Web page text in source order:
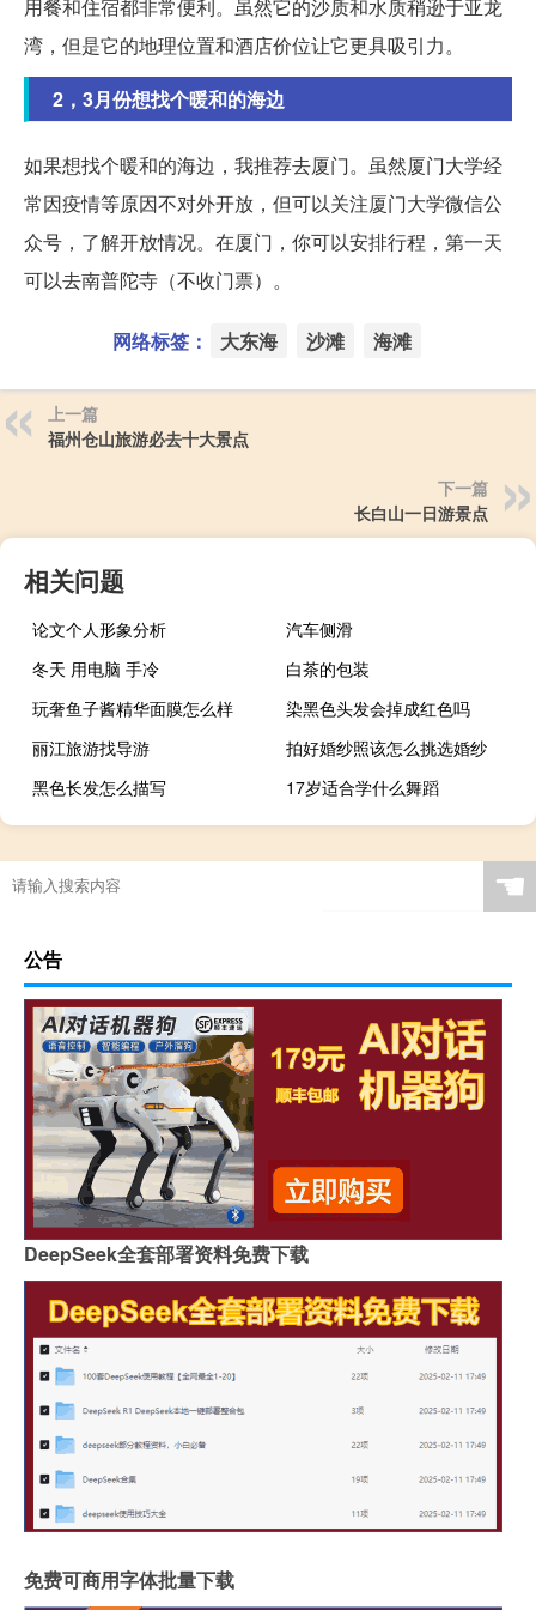
用餐和住宿都非常便利。虽然它的沙质和水质稍逊于亚龙
湾，但是它的地理位置和酒店价位让它更具吸引力。
2，3月份想找个暖和的海边
如果想找个暖和的海边，我推荐去厦门。虽然厦门大学经
常因疫情等原因不对外开放，但可以关注厦门大学微信公
众号，了解开放情况。在厦门，你可以安排行程，第一天
可以去南普陀寺（不收门票）。
网络标签： 大东海 沙滩 海滩
上一篇
福州仓山旅游必去十大景点
下一篇
长白山一日游景点
相关问题
论文个人形象分析
汽车侧滑
冬天 用电脑 手冷
白茶的包装
玩奢鱼子酱精华面膜怎么样
染黑色头发会掉成红色吗
丽江旅游找导游
拍好婚纱照该怎么挑选婚纱
黑色长发怎么描写
17岁适合学什么舞蹈
☚
公告
DeepSeek全套部署资料免费下载
免费可商用字体批量下载